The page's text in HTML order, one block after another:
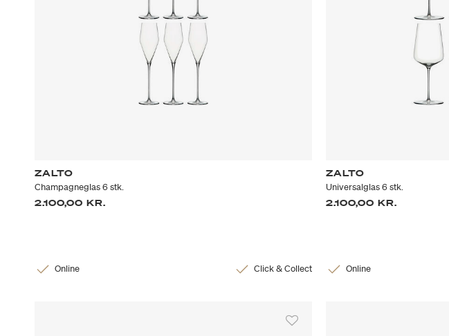
ZALTO
Champagneglas 6 stk.
2.100,00 KR.
Online Click & Collect
ZALTO
Universalglas 6 stk.
2.100,00 KR.
Online